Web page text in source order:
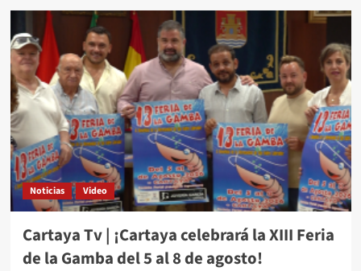
Noticias Video
Cartaya Tv | ¡Cartaya celebrará la XIII Feria
de la Gamba del 5 al 8 de agosto!